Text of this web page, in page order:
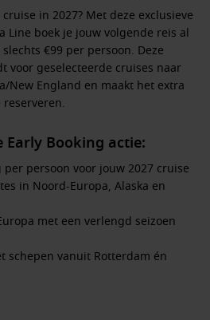
in 2027? Met deze exclusieve
Line boek je jouw volgende reis al
€99 per persoon. Deze
voor geselecteerde cruises naar
New England en maakt het extra
Early Booking actie:
per persoon voor jouw 2027 cruise
in Noord-Europa, Alaska en
met een verlengd seizoen
schepen vanuit Rotterdam én